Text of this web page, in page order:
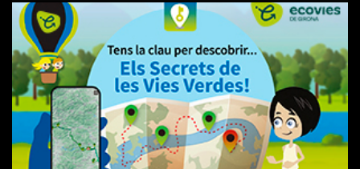
Les
secrets
des
voies
vertes